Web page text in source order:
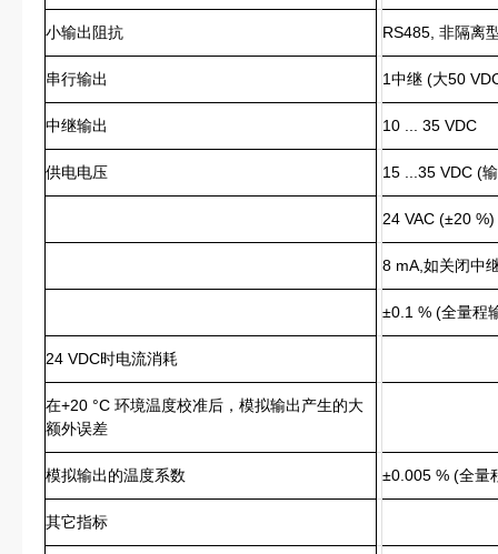
小输出阻抗 RS485, 非隔离
串行输出 1中继 (大50
中继输出 10 ... 35 VDC
供电电压 15 ...35 VDC (
24 VAC (±20 %)
8 mA,如关闭中
±0.1 % (全量程
24 VDC时电流消耗
在+20 °C 环境温度校准后，模拟输出产生的大
额外误差
模拟输出的温度系数 ±0.005 % (全量
其它指标